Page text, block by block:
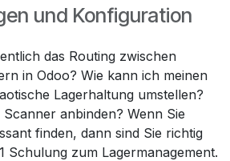
und Konfiguration
das Routing zwischen
in Odoo? Wie kann ich meinen
Lagerhaltung umstellen?
anbinden? Wenn Sie
finden, dann sind Sie richtig
Schulung zum Lagermanagement.